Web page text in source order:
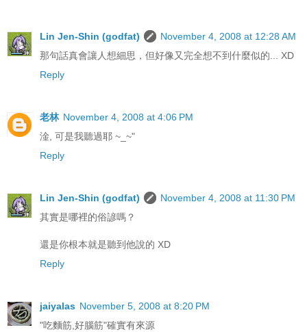
Lin Jen-Shin (godfat)
November 4, 2008 at 12:28 AM
那句話真會讓人想細思，但好像又完全想不到什麼似的... XD
Reply
老林 November 4, 2008 at 4:06 PM
淦, 可是我聽過耶 ~_~"
Reply
Lin Jen-Shin (godfat)
November 4, 2008 at 11:30 PM
其實是哪裡的俗諺嗎？
還是你根本就是聽到他說的 XD
Reply
jaiyalas November 5, 2008 at 8:20 PM
"吃麵筋,好腦筋"確實有來源